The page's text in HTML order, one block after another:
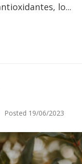
lo...
Posted 19/06/2023